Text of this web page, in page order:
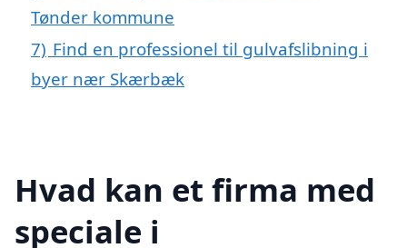
Tønder kommune
7) Find en professionel til gulvafslibning i
byer nær Skærbæk
Hvad kan et firma med
speciale i